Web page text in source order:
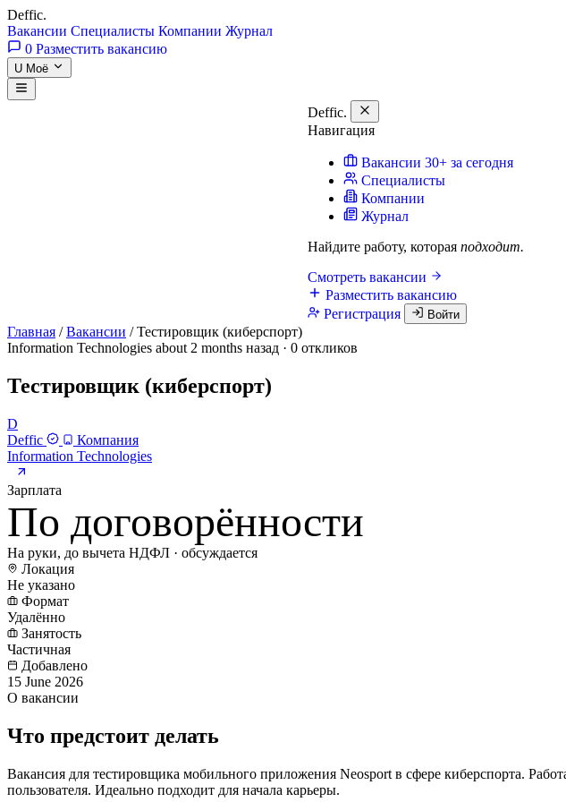
Deffic.
Вакансии Специалисты Компании Журнал
0 Разместить вакансию
U Моё
Deffic.
Навигация
Вакансии 30+ за сегодня
Специалисты
Компании
Журнал
Найдите работу, которая подходит.
Смотреть вакансии
Разместить вакансию
Регистрация
Войти
Главная / Вакансии / Тестировщик (киберспорт)
Information Technologies about 2 months назад · 0 откликов
Тестировщик (киберспорт)
D
Deffic
Компания
Information Technologies
Зарплата
По договорённости
На руки, до вычета НДФЛ · обсуждается
Локация
Не указано
Формат
Удалённо
Занятость
Частичная
Добавлено
15 June 2026
О вакансии
Что предстоит делать
Вакансия для тестировщика мобильного приложения Neosport в сфере киберспорта.
пользователя. Идеально подходит для начала карьеры.